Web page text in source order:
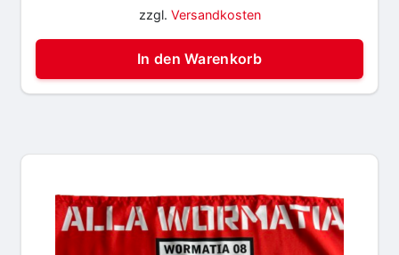
zzgl. Versandkosten
In den Warenkorb